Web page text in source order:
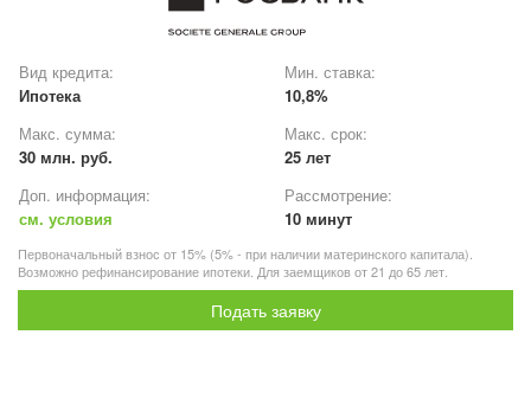
Вид кредита:
Ипотека
Мин. ставка:
10,8%
Макс. сумма:
30 млн. руб.
Макс. срок:
25 лет
Доп. информация:
см. условия
Рассмотрение:
10 минут
Первоначальный взнос от 15% (5% - при наличии материнского капитала).
Возможно рефинансирование ипотеки. Для заемщиков от 21 до 65 лет.
Подать заявку